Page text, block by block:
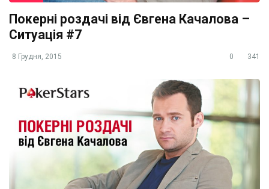
Покерні роздачі від Євгена Качалова –
Ситуація #7
8 Грудня, 2015 0 341